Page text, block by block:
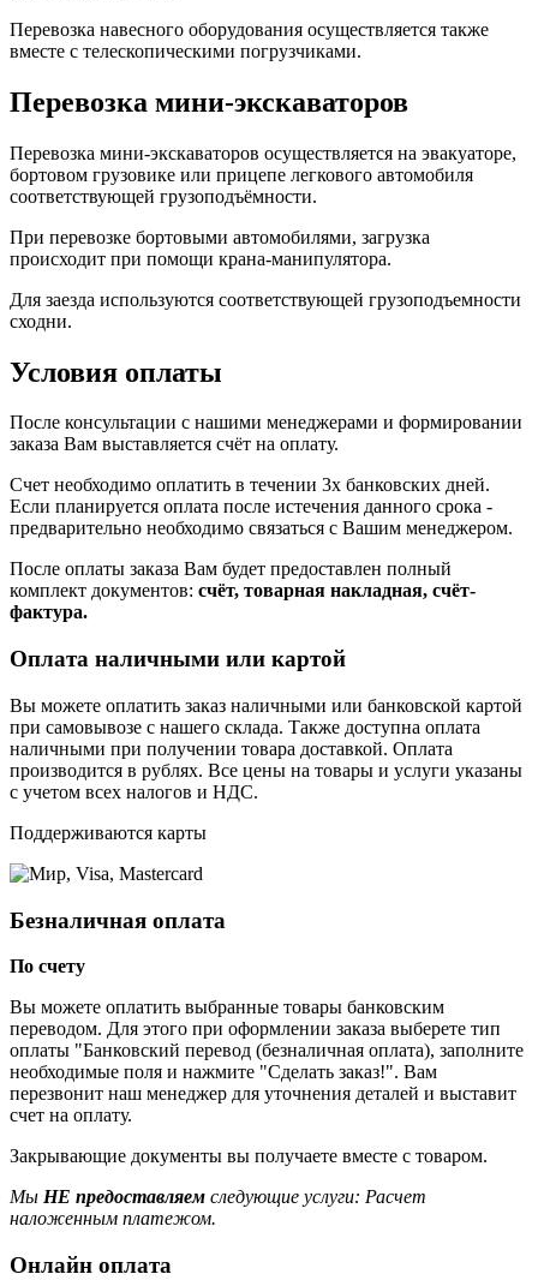
Перевозка навесного оборудования осуществляется также
вместе с телескопическими погрузчиками.
Перевозка мини-экскаваторов
Перевозка мини-экскаваторов осуществляется на эвакуаторе,
бортовом грузовике или прицепе легкового автомобиля
соответствующей грузоподъёмности.
При перевозке бортовыми автомобилями, загрузка
происходит при помощи крана-манипулятора.
Для заезда используются соответствующей грузоподъемности
сходни.
Условия оплаты
После консультации с нашими менеджерами и формировании
заказа Вам выставляется счёт на оплату.
Счет необходимо оплатить в течении 3х банковских дней.
Если планируется оплата после истечения данного срока -
предварительно необходимо связаться с Вашим менеджером.
После оплаты заказа Вам будет предоставлен полный
комплект документов: счёт, товарная накладная, счёт-
фактура.
Оплата наличными или картой
Вы можете оплатить заказ наличными или банковской картой
при самовывозе с нашего склада. Также доступна оплата
наличными при получении товара доставкой. Оплата
производится в рублях. Все цены на товары и услуги указаны
с учетом всех налогов и НДС.
Поддерживаются карты
Безналичная оплата
По счету
Вы можете оплатить выбранные товары банковским
переводом. Для этого при оформлении заказа выберете тип
оплаты "Банковский перевод (безналичная оплата), заполните
необходимые поля и нажмите "Сделать заказ!". Вам
перезвонит наш менеджер для уточнения деталей и выставит
счет на оплату.
Закрывающие документы вы получаете вместе с товаром.
Мы НЕ предоставляем следующие услуги: Расчет
наложенным платежом.
Онлайн оплата